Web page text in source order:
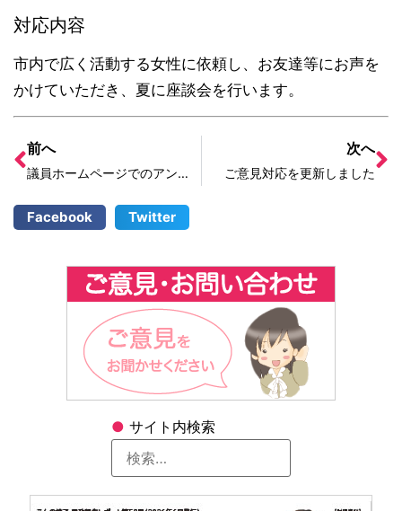
● サイト内検索
対応内容
市内で広く活動する女性に依頼し、お友達等にお声を
かけていただき、夏に座談会を行います。
前へ
議員ホームページでのアンケート実施・駅前配布
次へ
ご意見対応を更新しました
Facebook Twitter